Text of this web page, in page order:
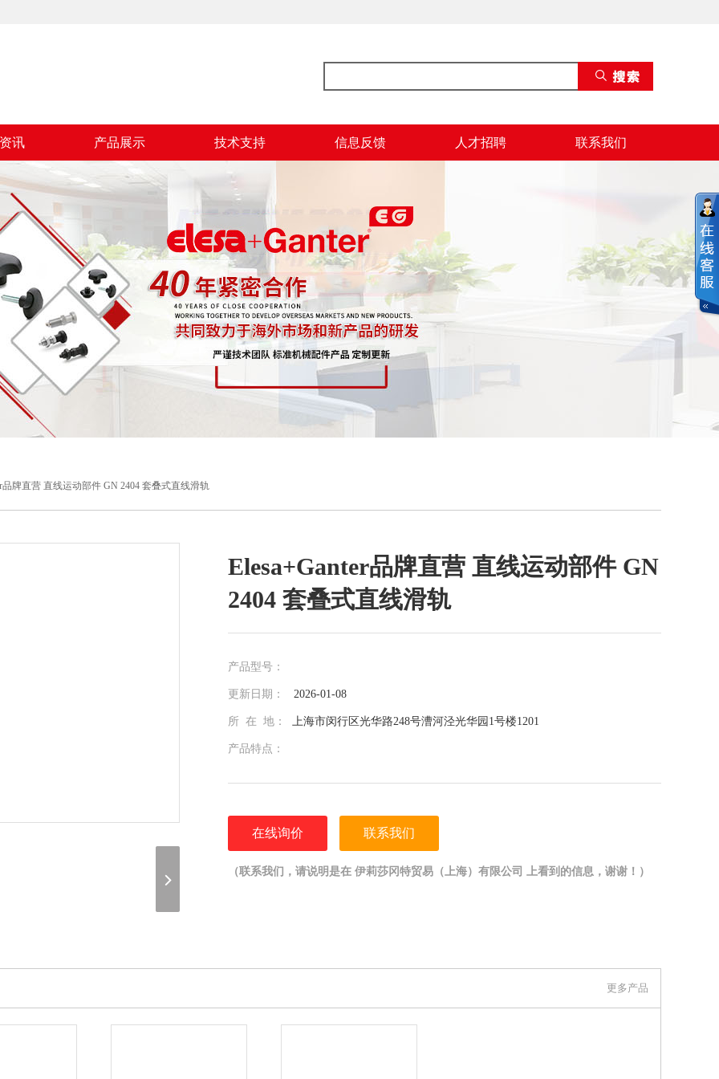
讯 产品展示 技术支持 信息反馈 人才招聘 联系我们
品牌直营 直线运动部件 GN 2404 套叠式直线滑轨
Elesa+Ganter品牌直营 直线运动部件 GN
2404 套叠式直线滑轨
产品型号：
更新日期： 2026-01-08
所 在 地： 上海市闵行区光华路248号漕河泾光华园1号楼1201
产品特点：
在线询价 联系我们
（联系我们，请说明是在 伊莉莎冈特贸易（上海）有限公司 上看到的信息，谢谢！）
更多产品